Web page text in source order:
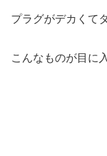
プラグがデカくて
こんなものが目に